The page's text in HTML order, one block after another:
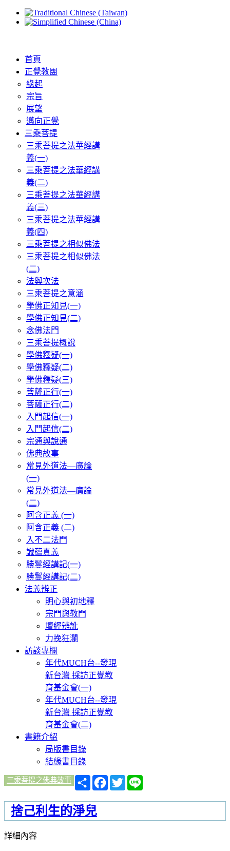
首頁
正覺教團
緣起
宗旨
展望
邁向正覺
三乘菩提
三乘菩提之法華經講
義(一)
三乘菩提之法華經講
義(二)
三乘菩提之法華經講
義(三)
三乘菩提之法華經講
義(四)
三乘菩提之相似佛法
三乘菩提之相似佛法
(二)
法與次法
三乘菩提之意涵
學佛正知見(一)
學佛正知見(二)
念佛法門
三乘菩提概說
學佛釋疑(一)
學佛釋疑(二)
學佛釋疑(三)
菩薩正行(一)
菩薩正行(二)
入門起信(一)
入門起信(二)
宗通與說通
佛典故事
常見外道法—廣論
(一)
常見外道法—廣論
(二)
阿含正義 (一)
阿含正義 (二)
入不二法門
識蘊真義
勝鬘經講記(一)
勝鬘經講記(二)
法義辨正
明心與初地釋
宗門與教門
壇經辨訛
力挽狂瀾
訪談專欄
年代MUCH台--發現
新台灣 採訪正覺教
育基金會(一)
年代MUCH台--發現
新台灣 採訪正覺教
育基金會(二)
書籍介紹
局版書目錄
結緣書目錄
三乘菩提之佛典故事
分
享
Facebook
Twitter
捨己利生的淨兒
詳細內容